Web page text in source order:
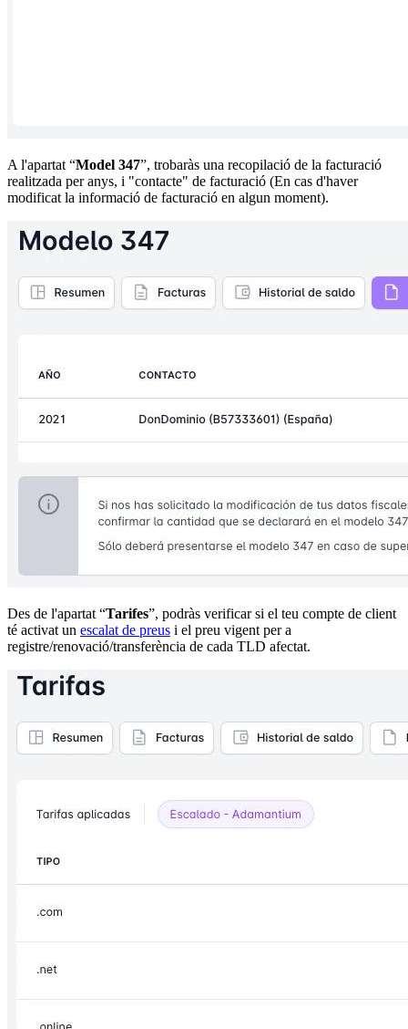
A l'apartat “Model 347”, trobaràs una recopilació de la facturació
realitzada per anys, i "contacte" de facturació (En cas d'haver
modificat la informació de facturació en algun moment).
Des de l'apartat “Tarifes”, podràs verificar si el teu compte de client
té activat un escalat de preus i el preu vigent per a
registre/renovació/transferència de cada TLD afectat.